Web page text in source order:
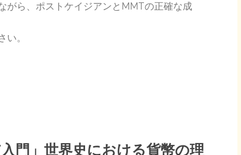
がら、ポストケイジアンとMMTの正確な成
い。
門」世界史における貨幣の理